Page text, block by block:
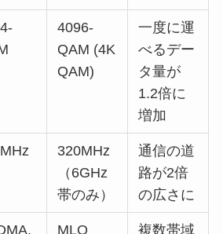
4096-
QAM (4K
QAM)
一度に運
べるデー
タ量が
1.2倍に
増加
320MHz
（6GHz
帯のみ）
通信の道
路が2倍
の広さに
MLO
複数帯域